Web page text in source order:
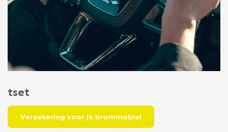
tset
Verzekering voor je brommobiel